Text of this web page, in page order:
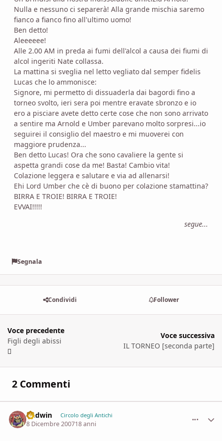
Nulla e nessuno ci separerà! Alla grande mischia saremo
fianco a fianco fino all'ultimo uomo!
Ben detto!
Aleeeeee!
Alle 2.00 AM in preda ai fumi dell'alcol a causa dei fiumi di
alcol ingeriti Nate collassa.
La mattina si sveglia nel letto vegliato dal semper fidelis
Lucas che lo ammonisce:
Signore, mi permetto di dissuaderla dai bagordi fino a
torneo svolto, ieri sera poi mentre eravate sbronzo e io
ero a pisciare avete detto certe cose che non sono arrivato
a sentire ma Arnold e Umber parevano molto sorpresi...io
seguirei il consiglio del maestro e mi muoverei con
maggiore prudenza...
Ben detto Lucas! Ora che sono cavaliere la gente si
aspetta grandi cose da me! Basta! Cambio vita!
Colazione leggera e salutare e via ad allenarsi!
Ehi Lord Umber che cè di buono per colazione stamattina?
BIRRA E TROIE! BIRRA E TROIE!
EVVAI!!!!!
segue...
Segnala
Condividi Follower
Voce precedente
Figli degli abissi
Voce successiva
IL TORNEO [seconda parte]
2 Commenti
Gadwin Circolo degli Antichi
8 Dicembre 200718 anni